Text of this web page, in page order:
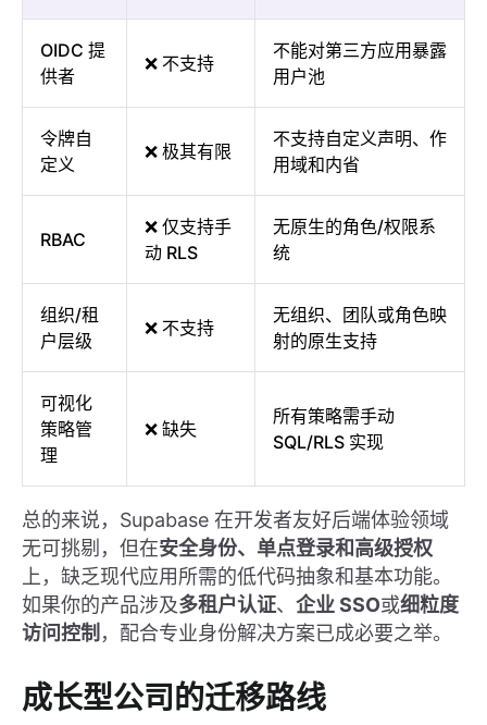
OIDC 提
供者
❌ 不支持
不能对第三方应用暴露
用户池
令牌自
定义
❌ 极其有限
不支持自定义声明、作
用域和内省
RBAC
❌ 仅支持手
动 RLS
无原生的角色/权限系
统
组织/租
户层级
❌ 不支持
无组织、团队或角色映
射的原生支持
可视化
策略管
理
❌ 缺失
所有策略需手动
SQL/RLS 实现
总的来说，Supabase 在开发者友好后端体验领域
无可挑剔，但在安全身份、单点登录和高级授权
上，缺乏现代应用所需的低代码抽象和基本功能。
如果你的产品涉及多租户认证、 企业 SSO或细粒度
访问控制 ，配合专业身份解决方案已成必要之举。
成长型公司的迁移路线